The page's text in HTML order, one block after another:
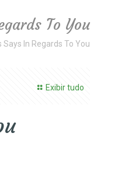
To You
In Regards To You
Exibir tudo